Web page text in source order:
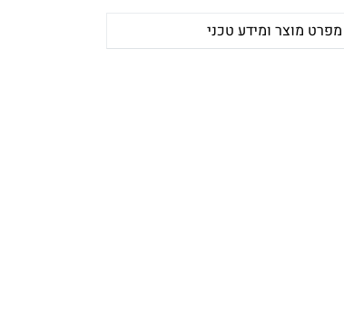
מפרט מוצר ומידע טכני